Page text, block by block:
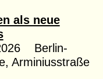
als neue
Berlin-
Arminiusstraße